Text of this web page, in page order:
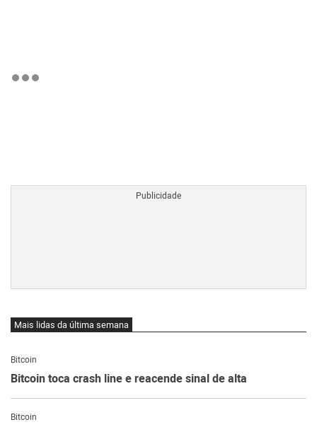
Mais lidas da última semana
Bitcoin
Bitcoin toca crash line e reacende sinal de alta
Bitcoin